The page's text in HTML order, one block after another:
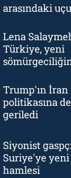
arasındaki
Lena
Türkiye, yeni
Trump'ın İran
politikasına
geriledi
Siyonist
Suriye'ye
hamlesi